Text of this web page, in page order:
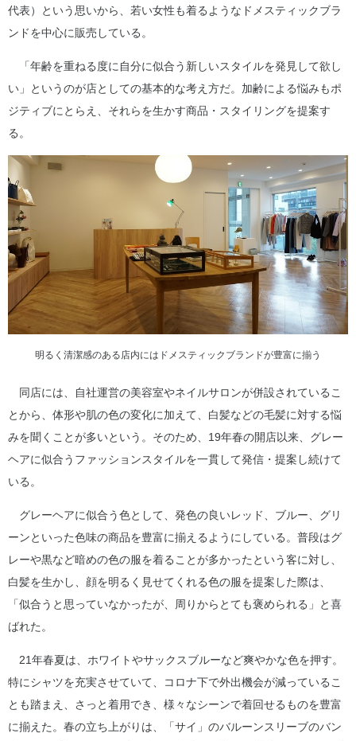
代表）という思いから、若い女性も着るようなドメスティックブラ
ンドを中心に販売している。
「年齢を重ねる度に自分に似合う新しいスタイルを発見して欲し
い」というのが店としての基本的な考え方だ。加齢による悩みもポ
ジティブにとらえ、それらを生かす商品・スタイリングを提案す
る。
明るく清潔感のある店内にはドメスティックブランドが豊富に揃う
同店には、自社運営の美容室やネイルサロンが併設されているこ
とから、体形や肌の色の変化に加えて、白髪などの毛髪に対する悩
みを聞くことが多いという。そのため、19年春の開店以来、グレー
ヘアに似合うファッションスタイルを一貫して発信・提案し続けて
いる。
グレーヘアに似合う色として、発色の良いレッド、ブルー、グリ
ーンといった色味の商品を豊富に揃えるようにしている。普段はグ
レーや黒など暗めの色の服を着ることが多かったという客に対し、
白髪を生かし、顔を明るく見せてくれる色の服を提案した際は、
「似合うと思っていなかったが、周りからとても褒められる」と喜
ばれた。
21年春夏は、ホワイトやサックスブルーなど爽やかな色を押す。
特にシャツを充実させていて、コロナ下で外出機会が減っているこ
とも踏まえ、さっと着用でき、様々なシーンで着回せるものを豊富
に揃えた。春の立ち上がりは、「サイ」のバルーンスリーブのバン